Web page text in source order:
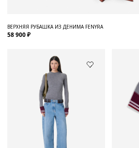
ВЕРХНЯЯ РУБАШКА ИЗ ДЕНИМА FENYRA
58 900 ₽